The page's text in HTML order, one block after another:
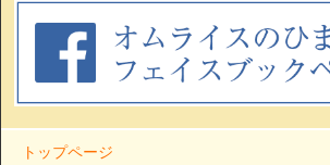
トップページ